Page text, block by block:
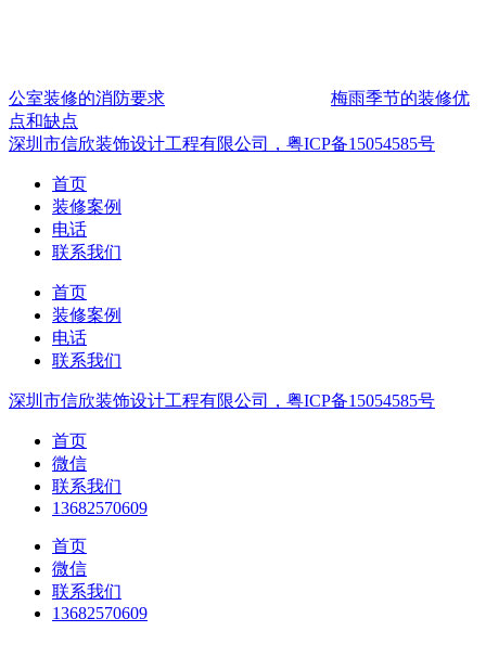
公室装修的消防要求
梅雨季节的装修优
点和缺点
深圳市信欣装饰设计工程有限公司，粤ICP备15054585号
首页
装修案例
电话
联系我们
首页
装修案例
电话
联系我们
深圳市信欣装饰设计工程有限公司，粤ICP备15054585号
首页
微信
联系我们
13682570609
首页
微信
联系我们
13682570609